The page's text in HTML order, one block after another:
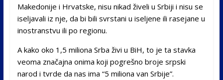
Makedonije i Hrvatske, nisu nikad živeli u Srbiji i nisu se
iseljavali iz nje, da bi bili svrstani u iseljene ili rasejane u
inostranstvu ili po regionu.
A kako oko 1,5 miliona Srba živi u BiH, to je ta stavka
veoma značajna onima koji pogrešno broje srpski
narod i tvrde da nas ima “5 miliona van Srbije”.